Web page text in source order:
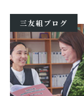
三友組ブログ